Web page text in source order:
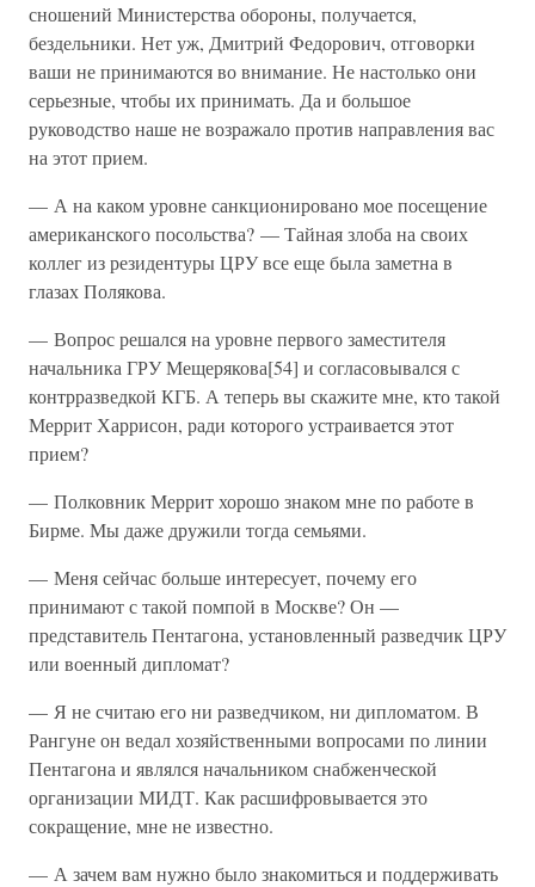
сношений Министерства обороны, получается,
бездельники. Нет уж, Дмитрий Федорович, отговорки
ваши не принимаются во внимание. Не настолько они
серьезные, чтобы их принимать. Да и большое
руководство наше не возражало против направления вас
на этот прием.
— А на каком уровне санкционировано мое посещение
американского посольства? — Тайная злоба на своих
коллег из резидентуры ЦРУ все еще была заметна в
глазах Полякова.
— Вопрос решался на уровне первого заместителя
начальника ГРУ Мещерякова[54] и согласовывался с
контрразведкой КГБ. А теперь вы скажите мне, кто такой
Меррит Харрисон, ради которого устраивается этот
прием?
— Полковник Меррит хорошо знаком мне по работе в
Бирме. Мы даже дружили тогда семьями.
— Меня сейчас больше интересует, почему его
принимают с такой помпой в Москве? Он —
представитель Пентагона, установленный разведчик ЦРУ
или военный дипломат?
— Я не считаю его ни разведчиком, ни дипломатом. В
Рангуне он ведал хозяйственными вопросами по линии
Пентагона и являлся начальником снабженческой
организации МИДТ. Как расшифровывается это
сокращение, мне не известно.
— А зачем вам нужно было знакомиться и поддерживать